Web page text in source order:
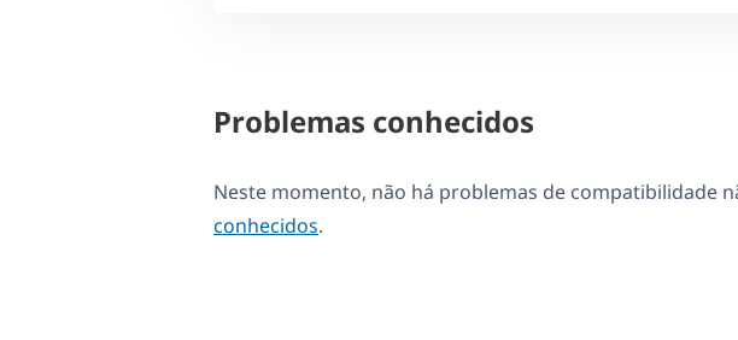
Problemas conhecidos
Neste momento, não há problemas de compatibilidade
conhecidos.